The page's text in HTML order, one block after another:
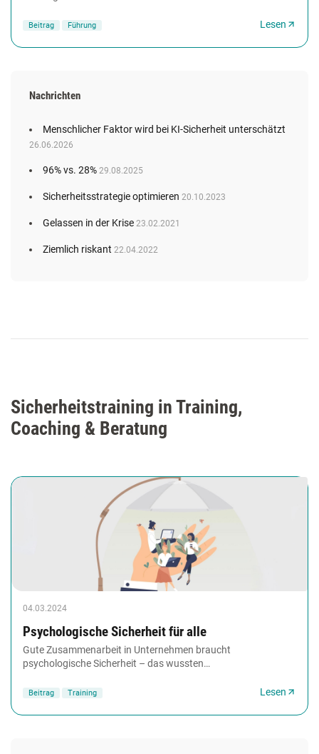
Beitrag Führung Lesen
Nachrichten
Menschlicher Faktor wird bei KI-Sicherheit unterschätzt
26.06.2026
96% vs. 28% 29.08.2025
Sicherheitsstrategie optimieren 20.10.2023
Gelassen in der Krise 23.02.2021
Ziemlich riskant 22.04.2022
Sicherheitstraining in Training,
Coaching & Beratung
04.03.2024
Psychologische Sicherheit für alle
Gute Zusammenarbeit in Unternehmen braucht
psychologische Sicherheit – das wussten
Bennis schon in...
Beitrag Training Lesen